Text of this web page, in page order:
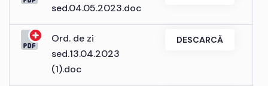
sed.04.05.2023.doc
Ord. de zi
sed.13.04.2023
(1).doc
DESCARCĂ